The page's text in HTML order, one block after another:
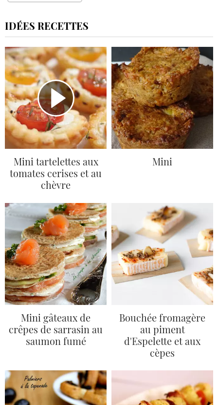
IDÉES RECETTES
Mini tartelettes aux
tomates cerises et au
chèvre
Mini
Mini gâteaux de
crêpes de sarrasin au
saumon fumé
Bouchée fromagère
au piment
d'Espelette et aux
cèpes